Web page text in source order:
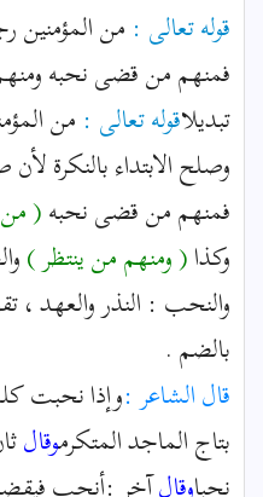
قوله تعالى : من المؤمنين
فمنهم من قضى نحبه ومنهم
تبديلاقوله تعالى : من
وصلح الابتداء بالنكرة
فمنهم من قضى نحبه(
وكذا( ومنهم من ينتظر )
والنحب : النذر والعهد
بالضم .
قال الشاعر :وإذا نحبت
بتاج الماجد المتكرموقال
نحباوقالآخر :أنحب